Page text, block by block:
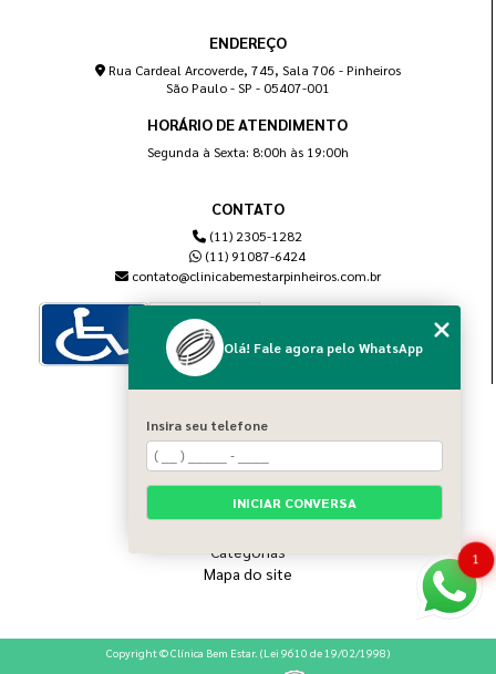
ENDEREÇO
Rua Cardeal Arcoverde, 745, Sala 706 - Pinheiros
São Paulo - SP - 05407-001
HORÁRIO DE ATENDIMENTO
Segunda à Sexta: 8:00h às 19:00h
CONTATO
(11) 2305-1282
(11) 91087-6424
contato@clinicabemestarpinheiros.com.br
Home
Sobre nós
Blog
Serviços
Categorias
Mapa do site
Copyright © Clínica Bem Estar. (Lei 9610 de 19/02/1998)
1
Olá! Fale agora pelo WhatsApp
Insira seu telefone
INICIAR CONVERSA